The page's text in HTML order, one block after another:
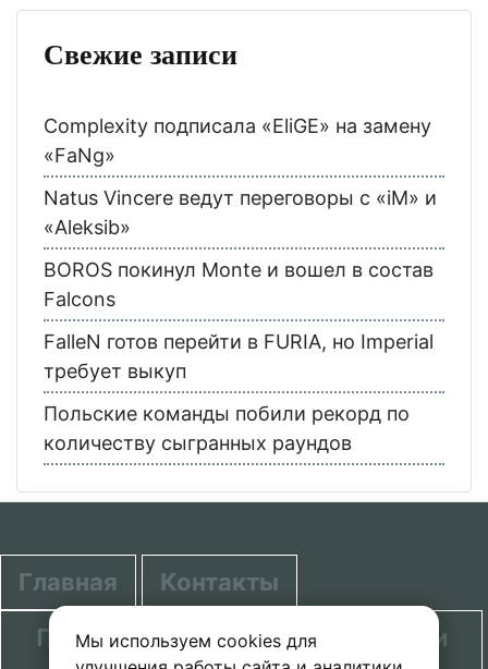
Мы используем cookies для
Свежие записи
Complexity подписала «EliGE» на замену
«FaNg»
Natus Vincere ведут переговоры с «iM» и
«Aleksib»
BOROS покинул Monte и вошел в состав
Falcons
FalleN готов перейти в FURIA, но Imperial
требует выкуп
Польские команды побили рекорд по
количеству сыгранных раундов
Главная
Контакты
Политика в отношении обработки